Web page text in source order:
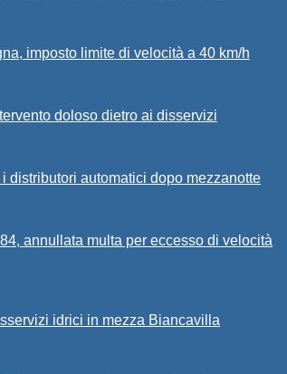
imposto limite di velocità a 40 km/h
doloso dietro ai disservizi
distributori automatici dopo mezzanotte
annullata multa per eccesso di velocità
idrici in mezza Biancavilla